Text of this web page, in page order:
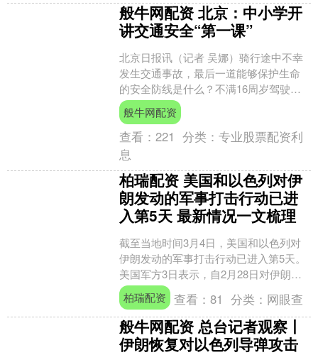
般牛网配资 北京：中小学开
讲交通安全“第一课”
北京日报讯（记者 吴娜）骑行途中不幸
发生交通事故，最后一道能够保护生命
的安全防线是什么？不满16周岁驾驶电
动自行车，将面临怎样的法律后果？昨
天下午，北京市中小学....
般牛网配资
查看：221 分类：专业股票配资利
息
柏瑞配资 美国和以色列对伊
朗发动的军事打击行动已进
入第5天 最新情况一文梳理
截至当地时间3月4日，美国和以色列对
伊朗发动的军事打击行动已进入第5天。
美国军方3日表示，自2月28日对伊朗展
开军事行动以来，美军已对伊朗境内目
标进行了超过17....
柏瑞配资 查看：81 分类： 网眼查
般牛网配资 总台记者观察丨
伊朗恢复对以色列导弹攻击